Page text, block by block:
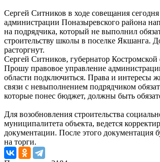
Сергей Ситников в ходе совещания
администрации Поназыревского района
на подрядчика, который не выполнил
строительству школы в поселке Якшанга.
расторгнут.
Сергей Ситников, губернатор
Прошу правовое управление
области подключиться. Права и интересы
связи с невыполнением подрядчиком
которые понес бюджет, должны быть
Для возобновления строительства
муниципалитета объекта, ведется
документации. После этого документация
на торги.